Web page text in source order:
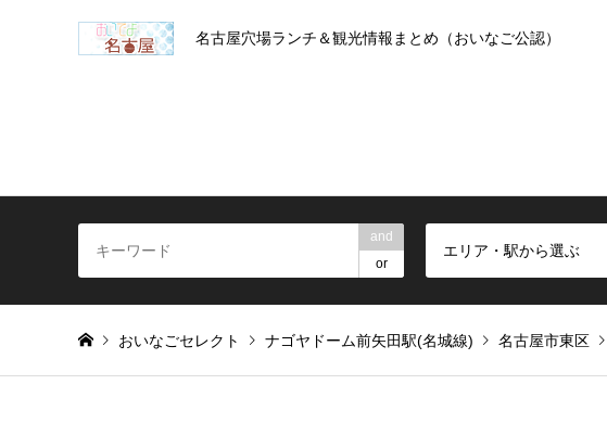
名古屋穴場ランチ＆観光情報まとめ（おいなご公認）
and
or
エリア・駅から選ぶ
おいなごセレクト ナゴヤドーム前矢田駅(名城線) 名古屋市東区